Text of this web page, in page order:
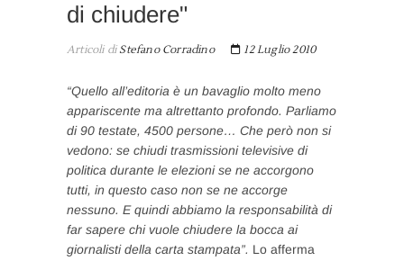
di chiudere"
Articoli diStefano Corradino 12 Luglio 2010
“Quello all’editoria è un bavaglio molto meno
appariscente ma altrettanto profondo. Parliamo
di 90 testate, 4500 persone… Che però non si
vedono: se chiudi trasmissioni televisive di
politica durante le elezioni se ne accorgono
tutti, in questo caso non se ne accorge
nessuno. E quindi abbiamo la responsabilità di
far sapere chi vuole chiudere la bocca ai
giornalisti della carta stampata”. Lo afferma